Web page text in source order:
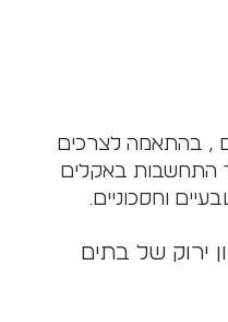
, בהתאמה לצרכים
התחשבות באקלים
וחסכוניים.
ירוק של בתים